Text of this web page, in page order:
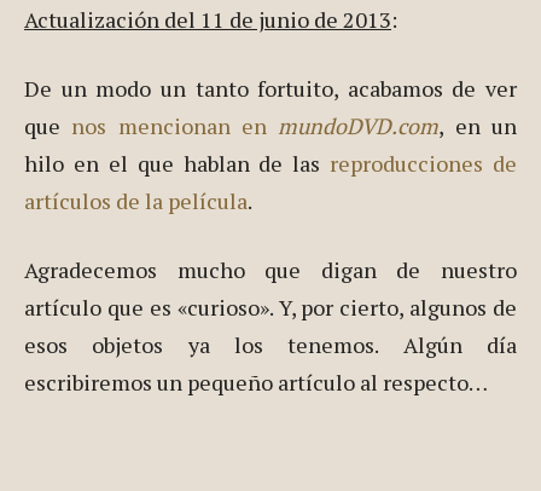
Actualización del 11 de junio de 2013:
De un modo un tanto fortuito, acabamos de ver
que nos mencionan enmundoDVD.com, en un
hilo en el que hablan de las reproducciones de
artículos de la película.
Agradecemos mucho que digan de nuestro
artículo que es «curioso». Y, por cierto, algunos de
esos objetos ya los tenemos. Algún día
escribiremos un pequeño artículo al respecto…